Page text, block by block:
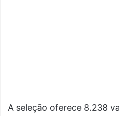
A seleção oferece 8.238